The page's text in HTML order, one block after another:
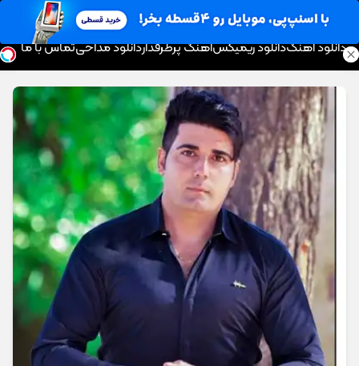
موزیک تار
دانلود آهنگدانلود ریمیکسآهنگ پرطرفداردانلود مداحیتماس با ما